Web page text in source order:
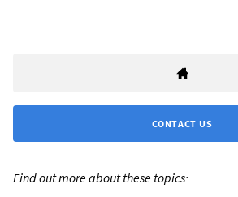
CONTACT US
Find out more about these topics: